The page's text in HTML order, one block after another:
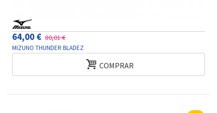
64,00 € 80,01 €
MIZUNO THUNDER BLADEZ
COMPRAR